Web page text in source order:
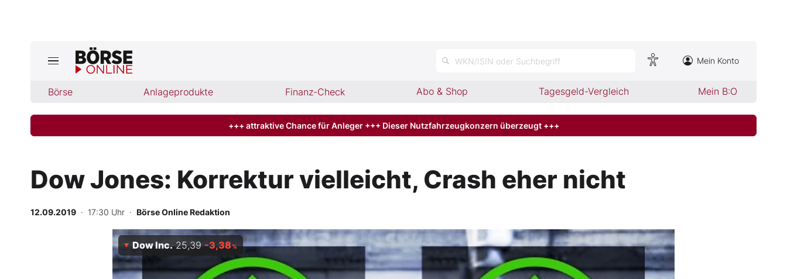
WKN/ISIN oder Suchbegriff Mein Konto
Börse Anlageprodukte Finanz-Check Abo & Shop Tagesgeld-Vergleich Mein B:O
Börse
Abo & Shop
BO-Musterdepots
Experten
+++ attraktive Chance für Anleger +++ Dieser Nutzfahrzeugkonzern überzeugt +++
Dow Jones: Korrektur vielleicht, Crash eher nicht
12.09.2019 · 17:30 Uhr · Börse Online Redaktion
Dow Inc. 25,39 -3,38%